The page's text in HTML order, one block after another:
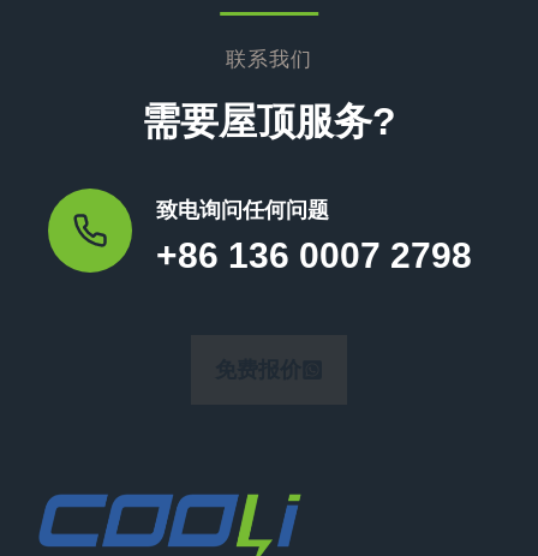
联系我们
需要屋顶服务?
致电询问任何问题
+86 136 0007 2798